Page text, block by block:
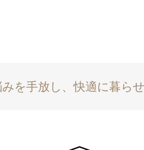
を手放し、快適に暮ら